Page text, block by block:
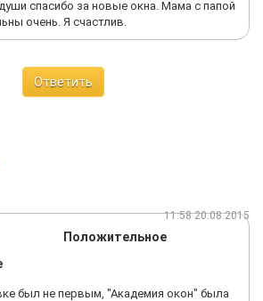
спасибо за новые окна. Мама с папой
очень. Я счастлив.
Ответить
11:58 20.08.2015
Положительное
был не первым, "Академия окон" была